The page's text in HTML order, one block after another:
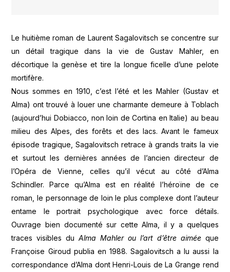
Le huitième roman de Laurent Sagalovitsch se concentre sur
un détail tragique dans la vie de Gustav Mahler, en
décortique la genèse et tire la longue ficelle d’une pelote
mortifère.
Nous sommes en 1910, c’est l’été et les Mahler (Gustav et
Alma) ont trouvé à louer une charmante demeure à Toblach
(aujourd’hui Dobiacco, non loin de Cortina en Italie) au beau
milieu des Alpes, des forêts et des lacs. Avant le fameux
épisode tragique, Sagalovitsch retrace à grands traits la vie
et surtout les dernières années de l’ancien directeur de
l’Opéra de Vienne, celles qu’il vécut au côté d’Alma
Schindler. Parce qu’Alma est en réalité l’héroïne de ce
roman, le personnage de loin le plus complexe dont l’auteur
entame le portrait psychologique avec force détails.
Ouvrage bien documenté sur cette Alma, il y a quelques
traces visibles duAlma Mahler ou l’art d’être aiméeque
Françoise Giroud publia en 1988. Sagalovitsch a lu aussi la
correspondance d’Alma dont Henri-Louis de La Grange rend